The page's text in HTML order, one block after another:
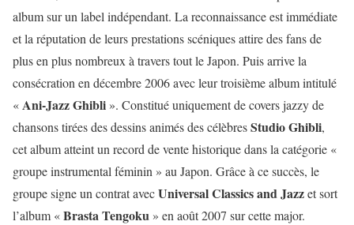
album sur un label indépendant. La reconnaissance est immédiate
et la réputation de leurs prestations scéniques attire des fans de
plus en plus nombreux à travers tout le Japon. Puis arrive la
consécration en décembre 2006 avec leur troisième album intitulé
«Ani-Jazz Ghibli ». Constitué uniquement de covers jazzy de
chansons tirées des dessins animés des célèbresStudio Ghibli,
cet album atteint un record de vente historique dans la catégorie «
groupe instrumental féminin » au Japon. Grâce à ce succès, le
groupe signe un contrat avecUniversal Classics and Jazzet sort
l’album «Brasta Tengoku » en août 2007 sur cette major.